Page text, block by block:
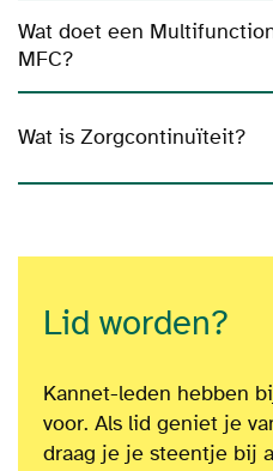
Wat doet een
MFC?
Wat is Zorgcontinuïteit?
Lid worden?
Kannet-leden hebben
voor. Als lid geniet je
draag je je steentje bij